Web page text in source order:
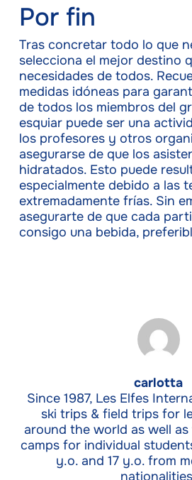
Por fin
Tras concretar todo lo que
selecciona el mejor destino
necesidades de todos.
medidas idóneas para
de todos los miembros del
esquiar puede ser una
los profesores y otros
asegurarse de que los
hidratados. Esto puede
especialmente debido a las
extremadamente frías. Sin
asegurarte de que cada
consigo una bebida,
carlotta
Since 1987, Les Elfes
ski trips & field trips for
around the world as well
camps for individual
y.o. and 17 y.o. from